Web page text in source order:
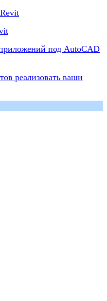
под AutoCAD
реализовать ваши